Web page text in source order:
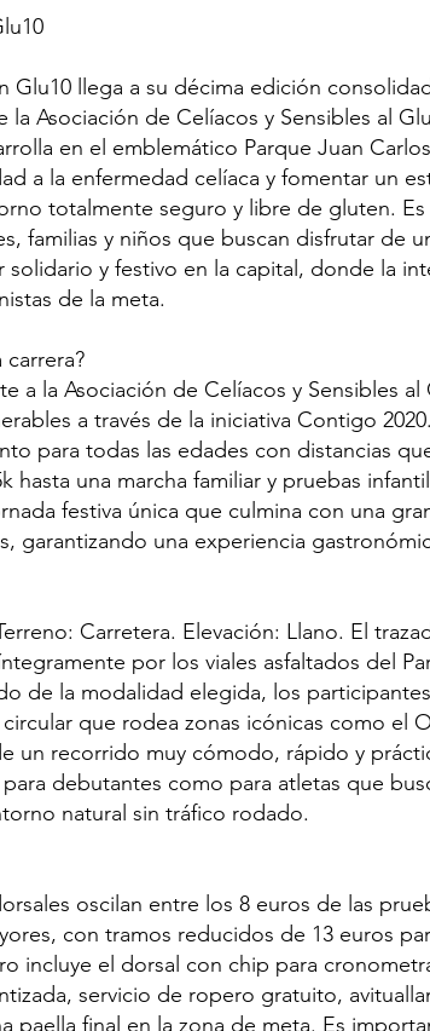
Glu10 llega a su décima edición
la Asociación de Celíacos y Sensibles al
en el emblemático Parque Juan
a la enfermedad celíaca y fomentar un
totalmente seguro y libre de gluten. Es
familias y niños que buscan disfrutar de
solidario y festivo en la capital, donde la
de la meta.
a la Asociación de Celíacos y Sensibles
a través de la iniciativa Contigo 2020.
para todas las edades con distancias
hasta una marcha familiar y pruebas
festiva única que culmina con una
garantizando una experiencia
Carretera. Elevación: Llano. El
por los viales asfaltados del
de la modalidad elegida, los
que rodea zonas icónicas como el
un recorrido muy cómodo, rápido y
debutantes como para atletas que
natural sin tráfico rodado.
oscilan entre los 8 euros de las
con tramos reducidos de 13 euros
incluye el dorsal con chip para
servicio de ropero gratuito,
paella final en la zona de meta. Es